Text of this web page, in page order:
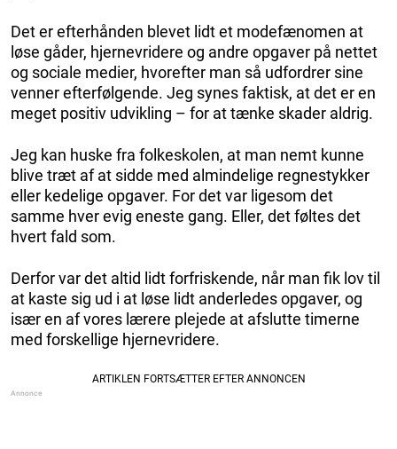
Det er efterhånden blevet lidt et modefænomen at
løse gåder, hjernevridere og andre opgaver på nettet
og sociale medier, hvorefter man så udfordrer sine
venner efterfølgende. Jeg synes faktisk, at det er en
meget positiv udvikling – for at tænke skader aldrig.
Jeg kan huske fra folkeskolen, at man nemt kunne
blive træt af at sidde med almindelige regnestykker
eller kedelige opgaver. For det var ligesom det
samme hver evig eneste gang. Eller, det føltes det
hvert fald som.
Derfor var det altid lidt forfriskende, når man fik lov til
at kaste sig ud i at løse lidt anderledes opgaver, og
især en af vores lærere plejede at afslutte timerne
med forskellige hjernevridere.